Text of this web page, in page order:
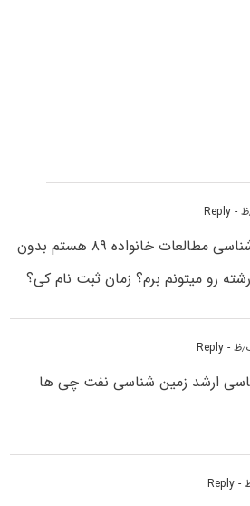
- Reply
سلام من جز رتبه برتر کارشناسی مطالعات خانواده ۸۹ هستم بدون
رو میتونم برم؟ زمان ثبت نام کی؟
- Reply
ارشد زمین شناسی نفت چی ها
- Reply